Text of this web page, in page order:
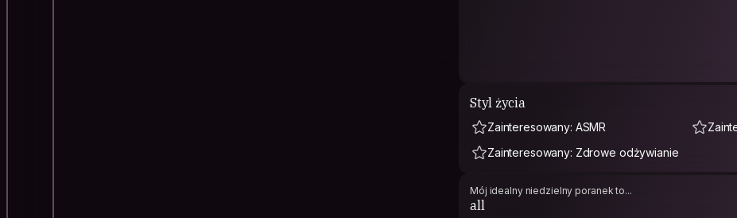
Styl życia
Zainteresowany: ASMR
Zainteresowany: Zdrowe odżywianie
Mój idealny niedzielny poranek to...
all